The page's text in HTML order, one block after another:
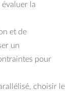
la
et de
un
pour
choisir le